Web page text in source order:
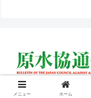
© 2005
メニュー ホーム